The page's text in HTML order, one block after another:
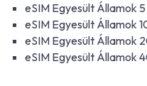
eSIM Egyesült Államok
eSIM Egyesült Államok
eSIM Egyesült Államok
eSIM Egyesült Államok